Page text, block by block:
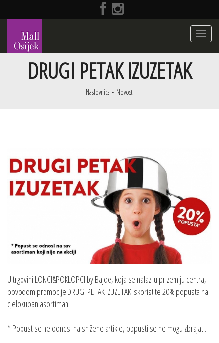
Toggle
DRUGI PETAK IZUZETAK
Naslovnica Novosti
U trgovini LONCI&POKLOPCI by Bajde, koja se nalazi u prizemlju centra,
povodom promocije DRUGI PETAK IZUZETAK iskoristite 20% popusta na
cjelokupan asortiman.
* Popust se ne odnosi na snižene artikle, popusti se ne mogu zbrajati.